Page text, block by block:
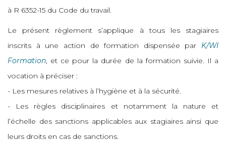
à R 6352-15 du Code du travail.
Le présent règlement s’applique à tous les stagiaires
inscrits à une action de formation dispensée par K/WI
Formation, et ce pour la durée de la formation suivie. Il a
vocation à préciser :
- Les mesures relatives à l’hygiène et à la sécurité.
- Les règles disciplinaires et notamment la nature et
l’échelle des sanctions applicables aux stagiaires ainsi que
leurs droits en cas de sanctions.